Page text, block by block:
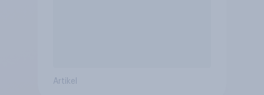
Artikel